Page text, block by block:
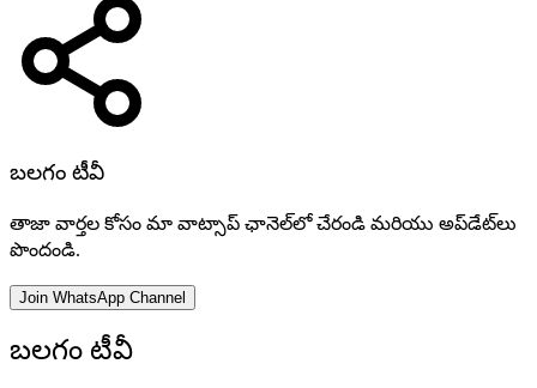
బలగం టీవీ
తాజా వార్తల కోసం మా వాట్సాప్ ఛానెల్‌లో చేరండి మరియు అప్‌డేట్‌లు
పొందండి.
Join WhatsApp Channel
బలగం టీవీ